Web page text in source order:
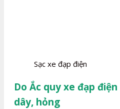
Sạc xe đạp điện
Do Ắc quy xe đạp
dây, hỏng